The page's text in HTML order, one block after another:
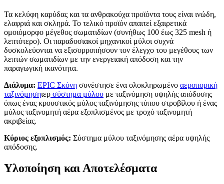
Τα κελύφη καρύδας και τα ανθρακούχα προϊόντα τους είναι ινώδη,
ελαφριά και σκληρά. Το τελικό προϊόν απαιτεί εξαιρετικά
ομοιόμορφο μέγεθος σωματιδίων (συνήθως 100 έως 325 mesh ή
λεπτότερο). Οι παραδοσιακοί μηχανικοί μύλοι συχνά
δυσκολεύονται να εξισορροπήσουν τον έλεγχο του μεγέθους των
λεπτών σωματιδίων με την ενεργειακή απόδοση και την
παραγωγική ικανότητα.
Διάλυμα: EPIC Σκόνη συνέστησε ένα ολοκληρωμένο αεροπορική
ταξινόμησηιερ σύστημα μύλου με ταξινόμηση υψηλής απόδοσης—
όπως ένας κρουστικός μύλος ταξινόμησης τύπου στροβίλου ή ένας
μύλος ταξινομητή αέρα εξοπλισμένος με τροχό ταξινομητή
ακριβείας.
Κύριος εξοπλισμός: Σύστημα μύλου ταξινόμησης αέρα υψηλής
απόδοσης.
Υλοποίηση και Αποτελέσματα